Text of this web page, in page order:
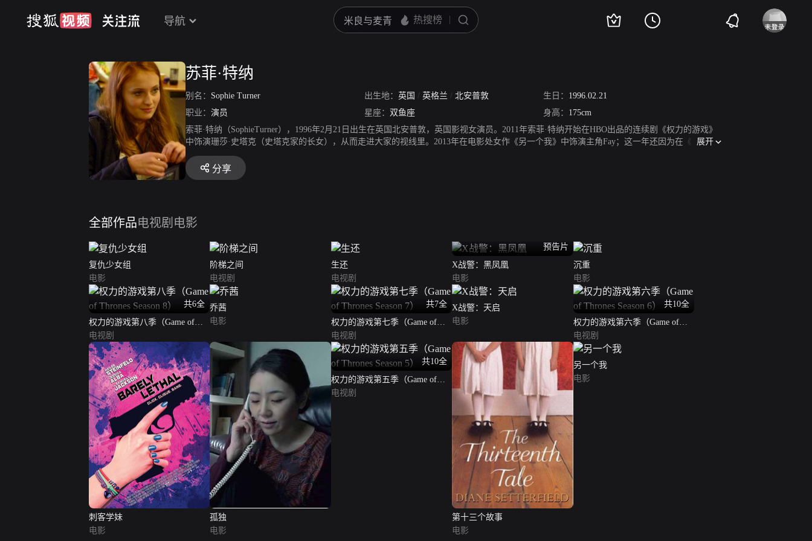
导航
苏菲·特纳
别名： Sophie Turner 出生地： 英国 / 英格兰 / 北安普敦 生日： 1996.02.21
职业： 演员 星座： 双鱼座 身高： 175cm
索菲·特纳（SophieTurner），1996年2月21日出生在英国北安普敦，英国影视女演员。2011年索菲·特纳开始在HBO出品的连续剧《权力的游戏》
中饰演珊莎·史塔克（史塔克家的长女），从而走进大家的视线里。2013年在电影处女作《另一个我》中饰演主角Fay；这一年还因为在《权力的
游戏》中的表现，获得青年艺人大奖喜剧或剧情类电视剧最佳年轻女配角的提名。2015年，参演电影《X战警：天启》，
展开
分享
全部作品电视剧 电影
复仇少女组
电影
阶梯之间
电视剧
生还
电视剧
预告片
X战警：黑凤凰
电影
沉重
电影
共6全
权力的游戏第八季（Game of
Thrones Season 8）
电视剧
乔茜
电影
共7全
权力的游戏第七季（Game of
Thrones Season 7）
电视剧
X战警：天启
电影
共10全
权力的游戏第六季（Game of
Thrones Season 6）
电视剧
刺客学妹
电影
孤独
电影
共10全
权力的游戏第五季（Game of
Thrones Season 5）
电视剧
第十三个故事
电影
另一个我
电影